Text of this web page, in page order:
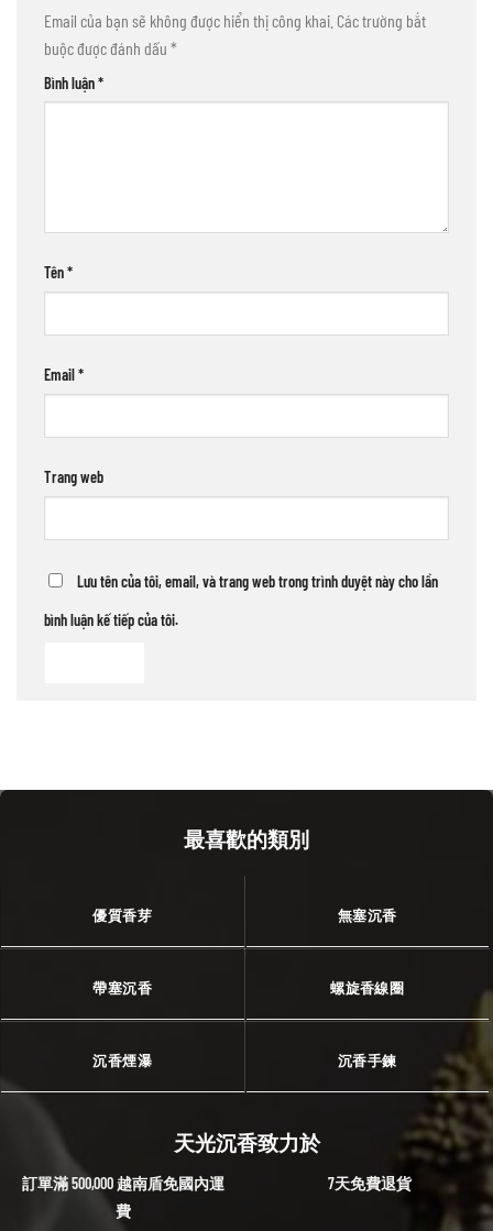
Email của bạn sẽ không được hiển thị công khai. Các trường bắt
buộc được đánh dấu *
Bình luận*
Tên*
Email*
Trang web
Lưu tên của tôi, email, và trang web trong trình duyệt này cho lần
bình luận kế tiếp của tôi.
最喜歡的類別
優質香芽 無塞沉香
帶塞沉香 螺旋香線圈
沉香煙瀑 沉香手鍊
天光沉香致力於
訂單滿 500,000 越南盾免國內運
費
7天免費退貨